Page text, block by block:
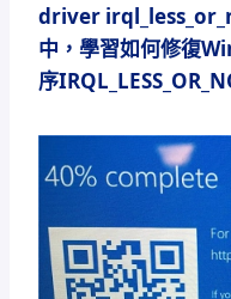
driver
中，學習如何修復
序